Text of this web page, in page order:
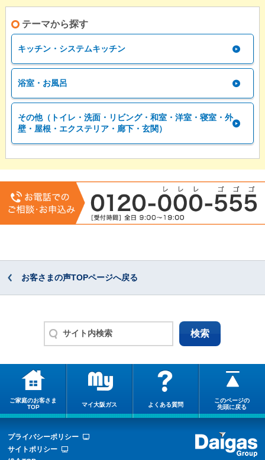
テーマから探す
キッチン・システムキッチン
浴室・お風呂
その他（トイレ・洗面・リビング・和室・洋室・寝室・外
壁・屋根・エクステリア・廊下・玄関）
お客さまの声TOPページへ戻る
ご家庭のお客さま
TOP
マイ大阪ガス よくある質問
このページの
先頭に戻る
プライバシーポリシー
サイトポリシー